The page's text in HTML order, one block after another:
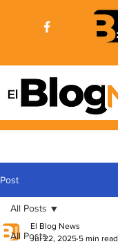
Post
All Posts
All Posts
El Blog News
Jul 22, 2025 5 min read